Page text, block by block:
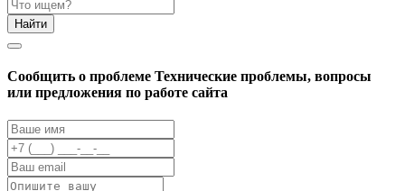
Найти
Cообщить о проблеме Технические проблемы, вопросы
или предложения по работе сайта